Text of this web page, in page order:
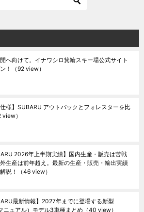
へ向けて。イナワシロ箕輪スキー場公式サイト
！
（92 view）
仕様】SUBARU アウトバックとフォレスターを比
view）
2026年上半期実績】国内生産・販売は苦戦
生産は前年超え。最新の生産・販売・輸出実績
説！
（46 view）
最新情報】2027年までに登場する新型
ニュアル）モデル3車種まとめ （40 view）